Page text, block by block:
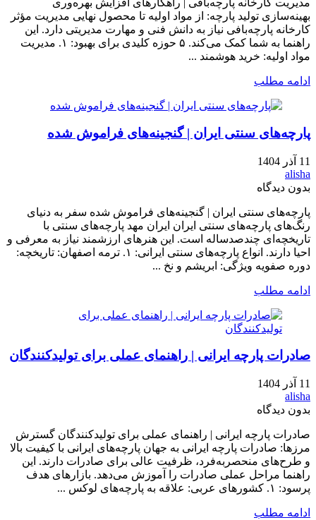
مدیریت کارخانه پارچه‌بافی | راهکارهای افزایش بهره‌وری
بهینه‌سازی تولید پارچه: از مواد اولیه تا محصول نهایی مدیریت مؤثر
کارخانه پارچه‌بافی نیاز به دانش فنی و مهارت مدیریتی دارد. این
راهنما به شما کمک می‌کند. ۵ حوزه کلیدی برای بهبود: ۱. مدیریت
مواد اولیه: خرید هوشمند ...
ادامه مطلب
پارچه‌های سنتی ایران | گنجینه‌های فراموش شده
11 آذر 1404
alisha
بدون دیدگاه
پارچه‌های سنتی ایران | گنجینه‌های فراموش شده سفر به دنیای
رنگ‌های پارچه‌های سنتی ایران ایران مهد پارچه‌های سنتی با
تاریخچه‌ای چندصدساله است. این هنرهای ارزشمند نیاز به معرفی و
احیا دارند. انواع پارچه‌های سنتی ایرانی: ۱. ترمه اصفهان: تاریخچه:
دوره صفویه ویژگی: ابریشم و نخ ...
ادامه مطلب
صادرات پارچه ایرانی | راهنمای عملی برای تولیدکنندگان
11 آذر 1404
alisha
بدون دیدگاه
صادرات پارچه ایرانی | راهنمای عملی برای تولیدکنندگان گسترش
مرزها: صادرات پارچه ایرانی به جهان پارچه‌های ایرانی با کیفیت بالا
و طرح‌های منحصربه‌فرد، ظرفیت عالی برای صادرات دارند. این
راهنما مراحل عملی صادرات را آموزش می‌دهد. بازارهای هدف
پرسود: ۱. کشورهای عربی: علاقه به پارچه‌های لوکس ...
ادامه مطلب